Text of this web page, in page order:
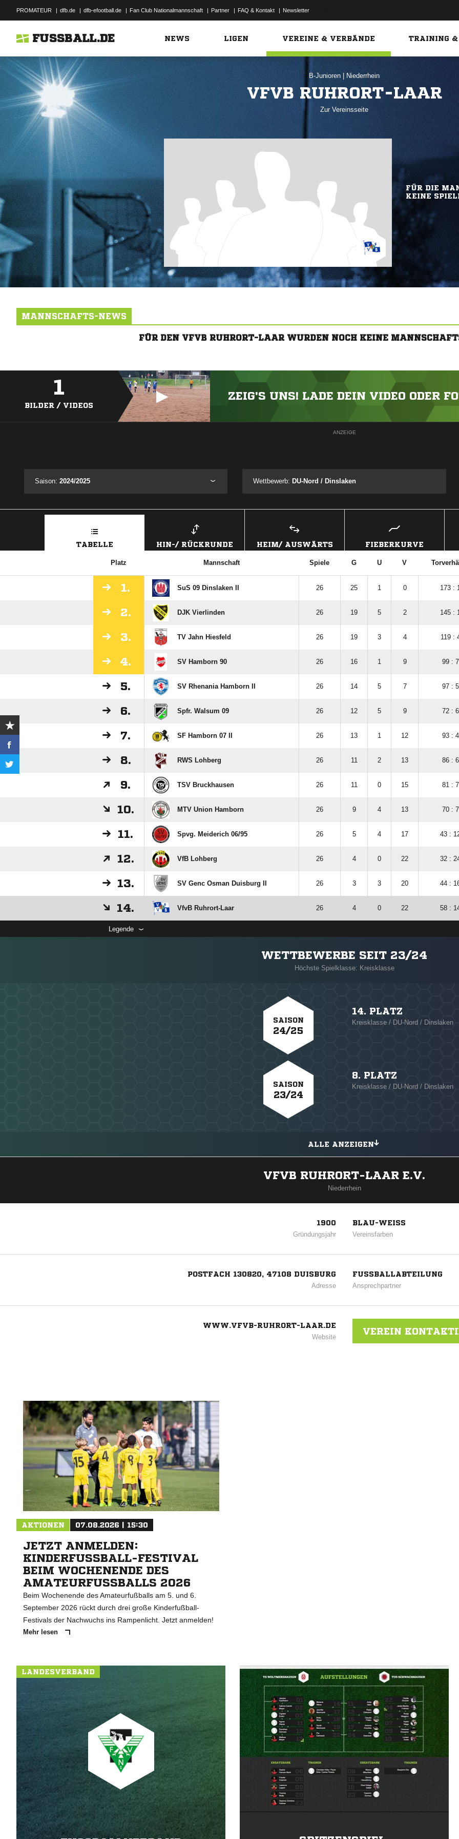
PROMATEUR | dfb.de | dfb-efootball.de | Fan Club Nationalmannschaft | Partner | FAQ & Kontakt | Newsletter
FUSSBALL.DE NEWS LIGEN VEREINE & VERBÄNDE TRAINING &
B-Junioren Niederrhein
VFVB RUHRORT-LAAR
Zur Vereinsseite
FÜR DIE
KEINE
MANNSCHAFTS-NEWS
FÜR DEN VFVB RUHRORT-LAAR WURDEN NOCH KEINE
1
BILDER / VIDEOS
ZEIG'S UNS! LADE DEIN VIDEO ODER
ANZEIGE
Saison: 2024/2025 Wettbewerb: DU-Nord / Dinslaken
TABELLE HIN-/ RÜCKRUNDE HEIM/ AUSWÄRTS FIEBERKURVE
Platz Mannschaft Spiele G U V
1. SuS 09 Dinslaken II 26 25 1 0 173 :
2. DJK Vierlinden 26 19 5 2 145 :
3. TV Jahn Hiesfeld 26 19 3 4 119 :
4. SV Hamborn 90 26 16 1 9 99 :
5. SV Rhenania Hamborn II 26 14 5 7 97 :
6. Spfr. Walsum 09 26 12 5 9 72 :
7. SF Hamborn 07 II 26 13 1 12 93 :
8. RWS Lohberg 26 11 2 13 86 :
9. TSV Bruckhausen 26 11 0 15 81 :
10. MTV Union Hamborn 26 9 4 13 70 :
11. Spvg. Meiderich 06/​95 26 5 4 17 43 :
12. VfB Lohberg 26 4 0 22 32 :
13. SV Genc Osman Duisburg II 26 3 3 20 44 :
14. VfvB Ruhrort-Laar 26 4 0 22 58 :
Legende
WETTBEWERBE SEIT 23/24
Höchste Spielklasse: Kreisklasse
SAISON
24/25
14. PLATZ
Kreisklasse / DU-Nord / Dinslaken
SAISON
23/24
8. PLATZ
Kreisklasse / DU-Nord / Dinslaken
ALLE ANZEIGEN
VFVB RUHRORT-LAAR E.V.
Niederrhein
1900
Gründungsjahr
BLAU-WEISS
Vereinsfarben
POSTFACH 130820, 47108 DUISBURG
Adresse
FUSSBALLABTEILUNG
Ansprechpartner
WWW.VFVB-RUHRORT-LAAR.DE
Website
VEREIN
AKTIONEN 07.08.2026 | 15:30
JETZT ANMELDEN:
KINDERFUSSBALL-FESTIVAL B
EIM WOCHENENDE DES A
MATEURFUSSBALLS 2026
Beim Wochenende des Amateurfußballs am 5. und 6.
September 2026 rückt durch drei große Kinderfußball-
Festivals der Nachwuchs ins Rampenlicht. Jetzt anmelden!
Mehr lesen
LANDESVERBAND